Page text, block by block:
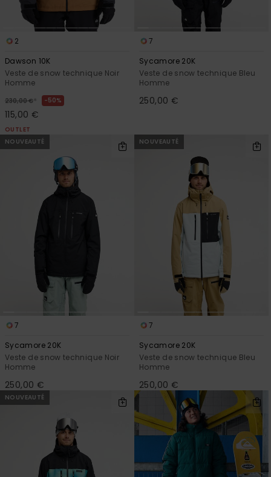
2
Dawson 10K
Veste de snow technique Noir
Homme
230,00 € * 50%
115,00 €
OUTLET
7
Sycamore 20K
Veste de snow technique Bleu
Homme
250,00 €
NOUVEAUTÉ
7
Sycamore 20K
Veste de snow technique Noir
Homme
250,00 €
NOUVEAUTÉ
7
Sycamore 20K
Veste de snow technique Bleu
Homme
250,00 €
NOUVEAUTÉ